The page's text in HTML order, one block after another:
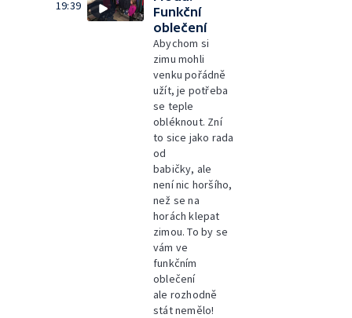
19:39
Funkční
oblečení
Abychom si
zimu mohli
venku pořádně
užít, je potřeba
se teple
obléknout. Zní
to sice jako rada
od
babičky, ale
není nic horšího,
než se na
horách klepat
zimou. To by se
vám ve
funkčním
oblečení
ale rozhodně
stát nemělo!